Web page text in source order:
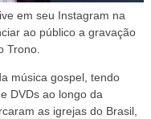
em seu Instagram na
ao público a gravação
Trono.
música gospel, tendo
DVDs ao longo da
as igrejas do Brasil,